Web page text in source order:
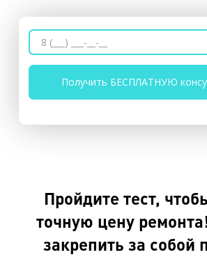
Пройдите тест,
точную цену
закрепить за собой